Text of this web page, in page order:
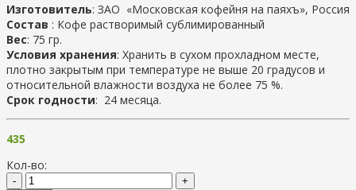
Изготовитель: ЗАО «Московская кофейня на паяхъ», Россия
Состав : Кофе растворимый сублимированный
Вес: 75 гр.
Условия хранения: Хранить в сухом прохладном месте,
плотно закрытым при температуре не выше 20 градусов и
относительной влажности воздуха не более 75 %.
Срок годности: 24 месяца.
435
Кол-во:
-
+